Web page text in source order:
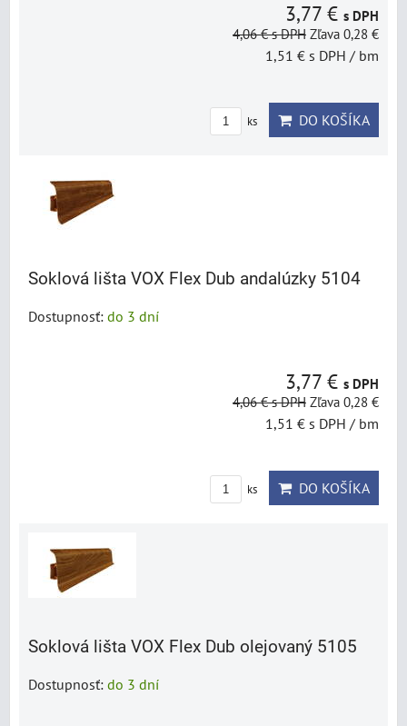
3,77 € s DPH
4,06 €s DPH Zľava 0,28 €
1,51 € s DPH / bm
ks DO KOŠÍKA
Soklová lišta VOX Flex Dub andalúzky 5104
Dostupnosť: do 3 dní
3,77 € s DPH
4,06 €s DPH Zľava 0,28 €
1,51 € s DPH / bm
ks DO KOŠÍKA
Soklová lišta VOX Flex Dub olejovaný 5105
Dostupnosť: do 3 dní